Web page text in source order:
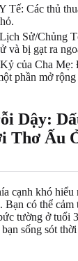
Tế: Các thủ
Sử/Chủng
và bị gạt ra
của Cha Mẹ:
phần mở
Dậy:
Thơ Ấu
cạnh khó hiểu
Bạn có thể
tường ở tuổi
sống sót